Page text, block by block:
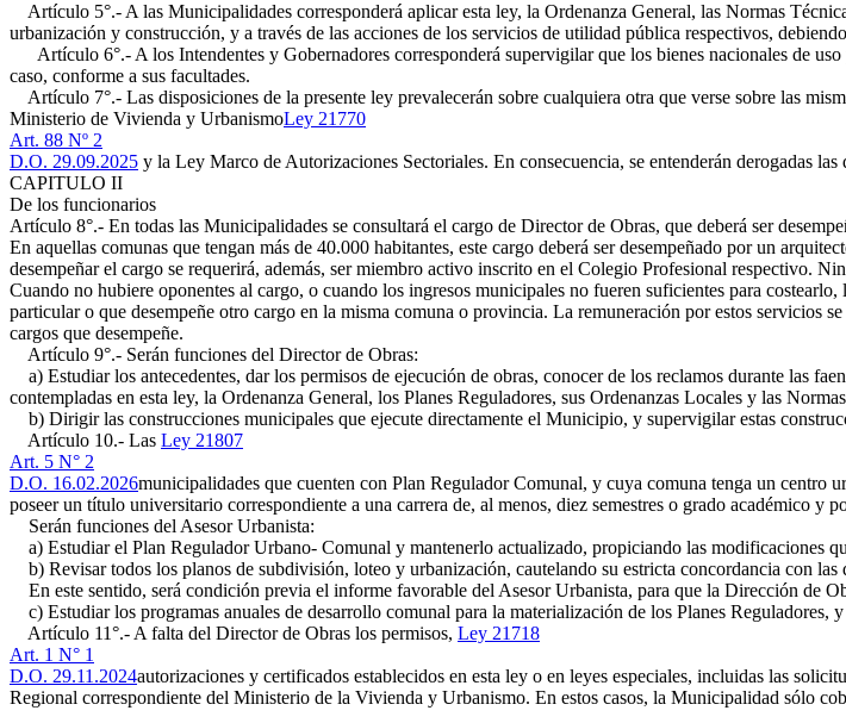
Artículo 5°.- A las Municipalidades corresponderá aplicar esta ley, la Ordenanza General, las Normas
urbanización y construcción, y a través de las acciones de los servicios de utilidad pública respectivos,
Artículo 6°.- A los Intendentes y Gobernadores corresponderá supervigilar que los bienes nacionales de
caso, conforme a sus facultades.
Artículo 7°.- Las disposiciones de la presente ley prevalecerán sobre cualquiera otra que verse sobre las
Ministerio de Vivienda y UrbanismoLey 21770
Art. 88 Nº 2
D.O. 29.09.2025 y la Ley Marco de Autorizaciones Sectoriales. En consecuencia, se entenderán derogadas
CAPITULO II
De los funcionarios
Artículo 8°.- En todas las Municipalidades se consultará el cargo de Director de Obras, que deberá ser
En aquellas comunas que tengan más de 40.000 habitantes, este cargo deberá ser desempeñado por un
desempeñar el cargo se requerirá, además, ser miembro activo inscrito en el Colegio Profesional respectivo.
Cuando no hubiere oponentes al cargo, o cuando los ingresos municipales no fueren suficientes para
particular o que desempeñe otro cargo en la misma comuna o provincia. La remuneración por estos servicios
cargos que desempeñe.
Artículo 9°.- Serán funciones del Director de Obras:
a) Estudiar los antecedentes, dar los permisos de ejecución de obras, conocer de los reclamos durante las
contempladas en esta ley, la Ordenanza General, los Planes Reguladores, sus Ordenanzas Locales y las
b) Dirigir las construcciones municipales que ejecute directamente el Municipio, y supervigilar estas
Artículo 10.- Las Ley 21807
Art. 5 N° 2
D.O. 16.02.2026municipalidades que cuenten con Plan Regulador Comunal, y cuya comuna tenga un centro
poseer un título universitario correspondiente a una carrera de, al menos, diez semestres o grado académico
Serán funciones del Asesor Urbanista:
a) Estudiar el Plan Regulador Urbano- Comunal y mantenerlo actualizado, propiciando las modificaciones
b) Revisar todos los planos de subdivisión, loteo y urbanización, cautelando su estricta concordancia con
En este sentido, será condición previa el informe favorable del Asesor Urbanista, para que la Dirección de
c) Estudiar los programas anuales de desarrollo comunal para la materialización de los Planes
Artículo 11°.- A falta del Director de Obras los permisos, Ley 21718
Art. 1 N° 1
D.O. 29.11.2024autorizaciones y certificados establecidos en esta ley o en leyes especiales, incluidas las
Regional correspondiente del Ministerio de la Vivienda y Urbanismo. En estos casos, la Municipalidad sólo